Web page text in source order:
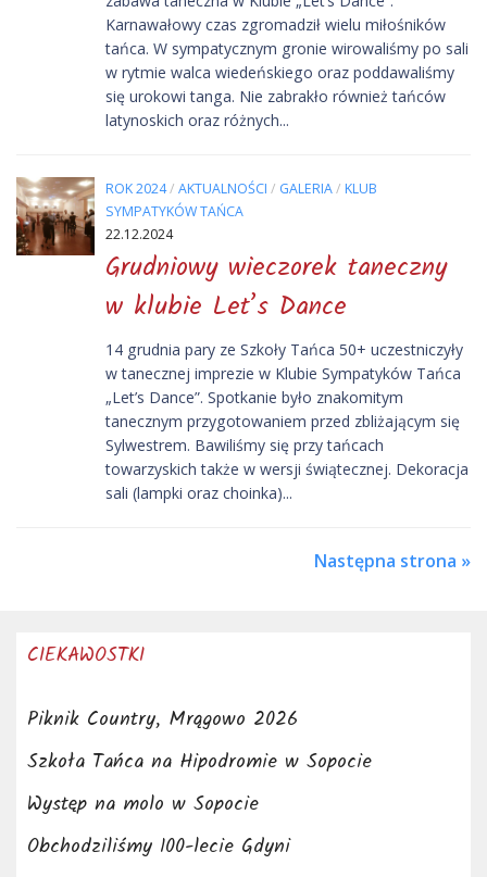
Karnawałowy czas zgromadził wielu miłośników
tańca. W sympatycznym gronie wirowaliśmy po sali
w rytmie walca wiedeńskiego oraz poddawaliśmy
się urokowi tanga. Nie zabrakło również tańców
latynoskich oraz różnych...
ROK 2024/ AKTUALNOŚCI / GALERIA/ KLUB
SYMPATYKÓW TAŃCA
22.12.2024
Grudniowy wieczorek taneczny
w klubie Let’s Dance
14 grudnia pary ze Szkoły Tańca 50+ uczestniczyły
w tanecznej imprezie w Klubie Sympatyków Tańca
„Let’s Dance”. Spotkanie było znakomitym
tanecznym przygotowaniem przed zbliżającym się
Sylwestrem. Bawiliśmy się przy tańcach
towarzyskich także w wersji świątecznej. Dekoracja
sali (lampki oraz choinka)...
Następna strona »
CIEKAWOSTKI
Piknik Country, Mrągowo 2026
Szkoła Tańca na Hipodromie w Sopocie
Występ na molo w Sopocie
Obchodziliśmy 100-lecie Gdyni